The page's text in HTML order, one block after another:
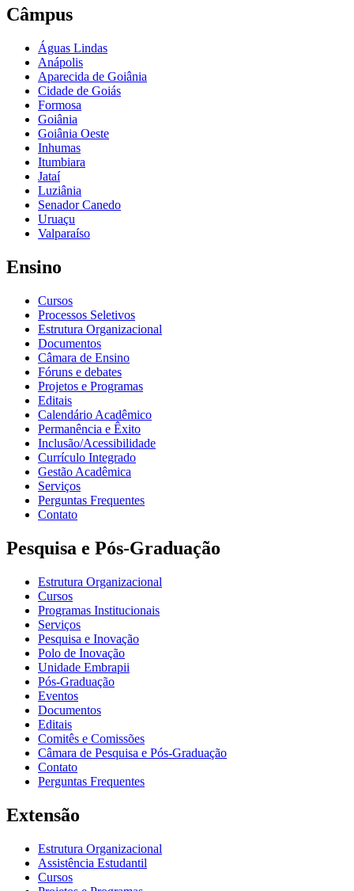
Câmpus
Águas Lindas
Anápolis
Aparecida de Goiânia
Cidade de Goiás
Formosa
Goiânia
Goiânia Oeste
Inhumas
Itumbiara
Jataí
Luziânia
Senador Canedo
Uruaçu
Valparaíso
Ensino
Cursos
Processos Seletivos
Estrutura Organizacional
Documentos
Câmara de Ensino
Fóruns e debates
Projetos e Programas
Editais
Calendário Acadêmico
Permanência e Êxito
Inclusão/Acessibilidade
Currículo Integrado
Gestão Acadêmica
Serviços
Perguntas Frequentes
Contato
Pesquisa e Pós-Graduação
Estrutura Organizacional
Cursos
Programas Institucionais
Serviços
Pesquisa e Inovação
Polo de Inovação
Unidade Embrapii
Pós-Graduação
Eventos
Documentos
Editais
Comitês e Comissões
Câmara de Pesquisa e Pós-Graduação
Contato
Perguntas Frequentes
Extensão
Estrutura Organizacional
Assistência Estudantil
Cursos